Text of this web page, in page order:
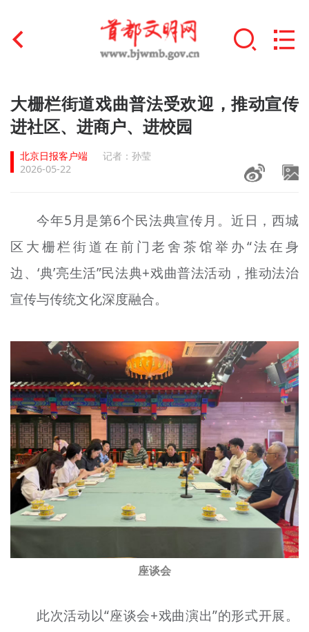
首页
文明创建
文明实践
未成年人思想道德建设
榜样人物
+
身边好人
北京宣传文化引导基金
宣传思想文化人才
专题
资料库
+
大栅栏街道戏曲普法受欢迎，推动宣传
进社区、进商户、进校园
北京日报客户端
记者：孙莹
2026-05-22
今年5月是第6个民法典宣传月。近日，西城
区大栅栏街道在前门老舍茶馆举办“法在身
边、‘典’亮生活”民法典+戏曲普法活动，推动法治
宣传与传统文化深度融合。
座谈会
此次活动以“座谈会+戏曲演出”的形式开展。